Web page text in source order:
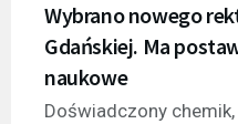
Wybrano nowego
Gdańskiej. Ma
naukowe
Doświadczony